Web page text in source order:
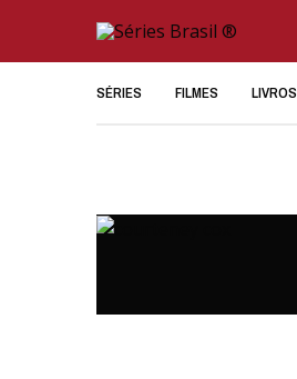
SÉRIES FILMES LIVROS